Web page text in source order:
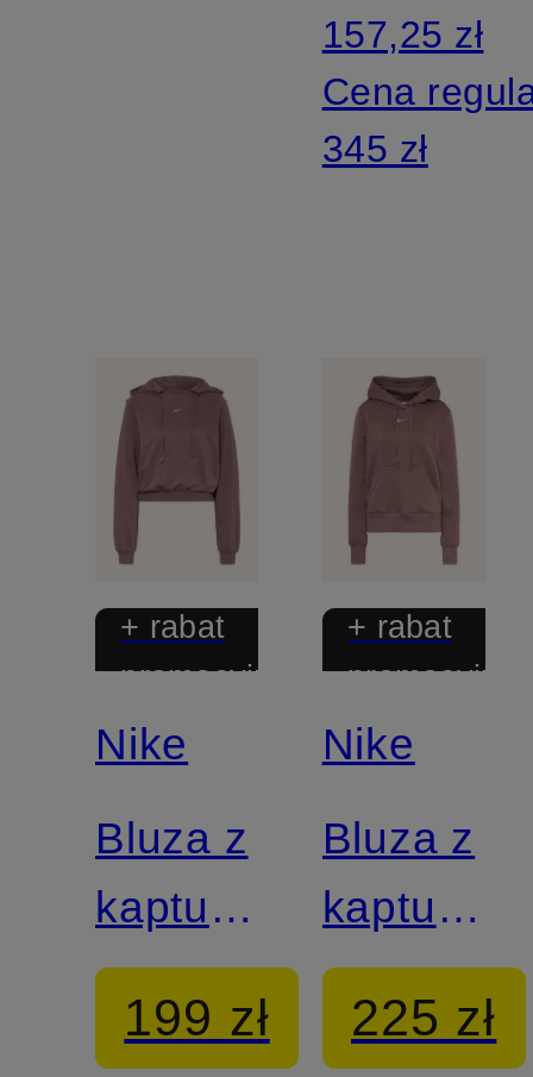
157,25 zł
Cena
345 zł
+ rabat
promocyjny
Nike
Bluza z
kapturem
SPORTSWEAR
CHILL
199 zł
+ rabat
promocyjny
Nike
Bluza z
kapturem
PHOENIX
225 zł